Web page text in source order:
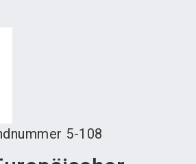
5-108